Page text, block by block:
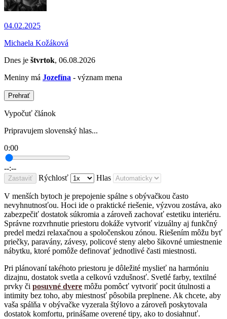
04.02.2025
Michaela Kožáková
Dnes je štvrtok, 06.08.2026
Meniny má Jozefína - význam mena
Prehrať
Vypočuť článok
Pripravujem slovenský hlas...
0:00
--:--
Zastaviť Rýchlosť Hlas
V menších bytoch je prepojenie spálne s obývačkou často
nevyhnutnosťou. Hoci ide o praktické riešenie, výzvou zostáva, ako
zabezpečiť dostatok súkromia a zároveň zachovať estetiku interiéru.
Správne rozvrhnutie priestoru dokáže vytvoriť vizuálny aj funkčný
predel medzi relaxačnou a spoločenskou zónou. Riešením môžu byť
priečky, paravány, závesy, policové steny alebo šikovné umiestnenie
nábytku, ktoré pomôže definovať jednotlivé časti miestnosti.
Pri plánovaní takéhoto priestoru je dôležité myslieť na harmóniu
dizajnu, dostatok svetla a celkovú vzdušnosť. Svetlé farby, textilné
prvky či posuvné dvere môžu pomôcť vytvoriť pocit útulnosti a
intimity bez toho, aby miestnosť pôsobila preplnene. Ak chcete, aby
vaša spálňa v obývačke vyzerala štýlovo a zároveň poskytovala
dostatok komfortu, prinášame overené tipy, ako to dosiahnuť.